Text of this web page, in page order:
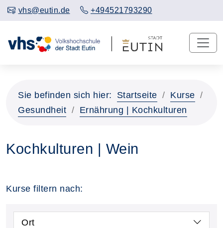
vhs@eutin.de +494521793290
Sie befinden sich hier: Startseite
Kurse
Gesundheit
Ernährung | Kochkulturen
Kochkulturen | Wein
Kurse filtern nach:
Ort